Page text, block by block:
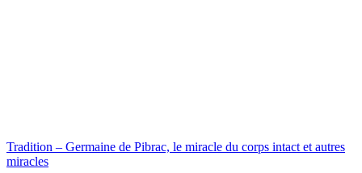
Tradition – Germaine de Pibrac, le miracle du corps intact et autres
miracles